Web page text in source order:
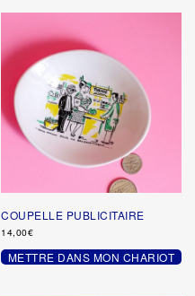
COUPELLE PUBLICITAIRE
14,00€
METTRE DANS MON CHARIOT